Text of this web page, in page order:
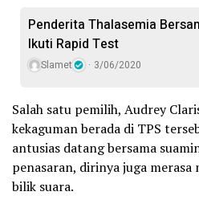
Penderita Thalasemia
Ikuti Rapid Test
Slamet 3/06/2020
Salah satu pemilih, Audrey
kekaguman berada di TPS
antusias datang bersama
penasaran, dirinya juga merasa
bilik suara.